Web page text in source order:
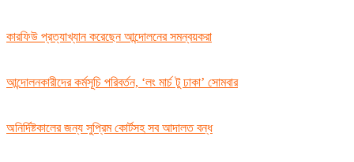
কারফিউ প্রত্যাখ্যান করেছেন আন্দোলনের সমন্বয়করা
আন্দোলনকারীদের কর্মসূচি পরিবর্তন, ‘লং মার্চ টু ঢাকা’ সোমবার
অনির্দিষ্টকালের জন্য সুপ্রিম কোর্টসহ সব আদালত বন্ধ